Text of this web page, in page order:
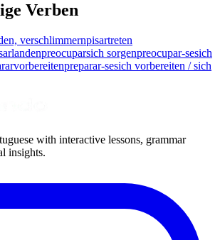
Verben
verschlimmernpisartreten
landenpreocuparsich sorgenpreocupar-sesich
vorbereitenpreparar-sesich vorbereiten / sich
with interactive lessons, grammar
insights.